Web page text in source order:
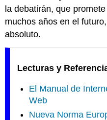
la debatirán, que
muchos años en el
absoluto.
Lecturas y
El Manual de
Web
Nueva Norma